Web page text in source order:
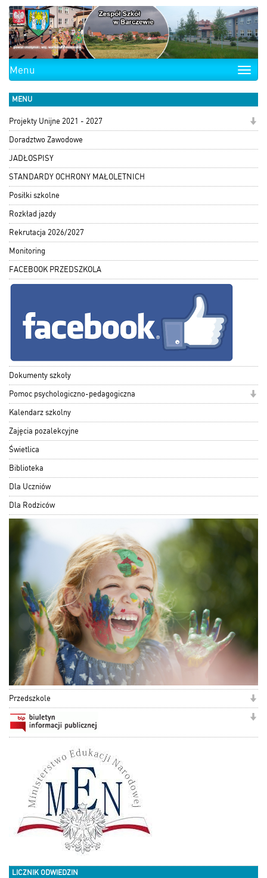
Toggle
Menu
MENU
Projekty Unijne 2021 - 2027
Doradztwo Zawodowe
JADŁOSPISY
STANDARDY OCHRONY MAŁOLETNICH
Posiłki szkolne
Rozkład jazdy
Rekrutacja 2026/2027
Monitoring
FACEBOOK PRZEDSZKOLA
Dokumenty szkoły
Pomoc psychologiczno-pedagogiczna
Kalendarz szkolny
Zajęcia pozalekcyjne
Świetlica
Biblioteka
Dla Uczniów
Dla Rodziców
Przedszkole
LICZNIK ODWIEDZIN